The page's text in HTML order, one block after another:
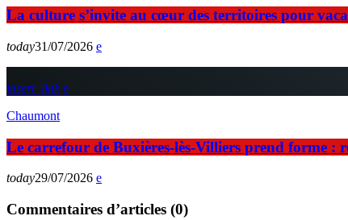
La culture s’invite au cœur des territoires pour
today31/07/2026
insert_link
Chaumont
Le carrefour de Buxières-lès-Villiers prend forme :
today29/07/2026
Commentaires d’articles (0)